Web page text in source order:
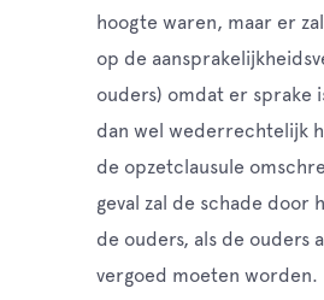
hoogte waren, maar er
op de
ouders) omdat er sprake
dan wel wederrechtelijk
de opzetclausule
geval zal de schade door
de ouders, als de ouders
vergoed moeten worden.